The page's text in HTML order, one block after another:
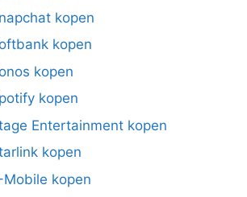
kopen
kopen
kopen
kopen
Entertainment kopen
kopen
kopen